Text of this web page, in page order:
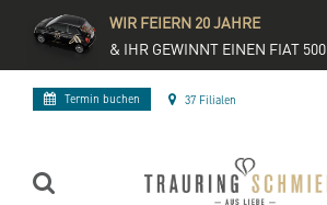
WIR FEIERN 20 JAHRE
& IHR GEWINNT EINEN FIAT 500
Termin buchen 37 Filialen